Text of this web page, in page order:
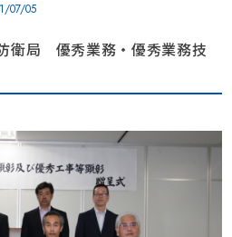
07/05
衛局 優秀業務・優秀業務技